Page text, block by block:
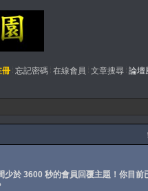
冊 忘記密碼 在線會員 文章搜尋 論壇
少於 3600 秒的會員回覆主題！你目前